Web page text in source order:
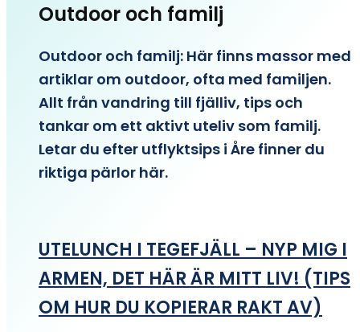
Outdoor och familj
Outdoor och familj: Här finns massor med
artiklar om outdoor, ofta med familjen.
Allt från vandring till fjälliv, tips och
tankar om ett aktivt uteliv som familj.
Letar du efter utflyktsips i Åre finner du
riktiga pärlor här.
UTELUNCH I TEGEFJÄLL – NYP MIG I
ARMEN, DET HÄR ÄR MITT LIV! (TIPS
OM HUR DU KOPIERAR RAKT AV)